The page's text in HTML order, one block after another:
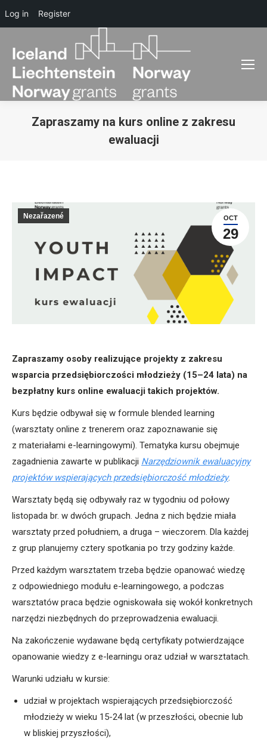
Zapraszamy na kurs online z zakresu
ewaluacji
OCT
29
Nezařazené
Zapraszamy osoby realizujące projekty z zakresu
wsparcia przedsiębiorczości młodzieży (15–24 lata) na
bezpłatny kurs online ewaluacji takich projektów.
Kurs będzie odbywał się w formule blended learning
(warsztaty online z trenerem oraz zapoznawanie się
z materiałami e-learningowymi). Tematyka kursu obejmuje
zagadnienia zawarte w publikacji Narzędziownik ewaluacyjny
projektów wspierających przedsiębiorczość młodzieży.
Warsztaty będą się odbywały raz w tygodniu od połowy
listopada br. w dwóch grupach. Jedna z nich będzie miała
warsztaty przed południem, a druga – wieczorem. Dla każdej
z grup planujemy cztery spotkania po trzy godziny każde.
Przed każdym warsztatem trzeba będzie opanować wiedzę
z odpowiedniego modułu e-learningowego, a podczas
warsztatów praca będzie ogniskowała się wokół konkretnych
narzędzi niezbędnych do przeprowadzenia ewaluacji.
Na zakończenie wydawane będą certyfikaty potwierdzające
opanowanie wiedzy z e-learningu oraz udział w warsztatach.
Warunki udziału w kursie:
udział w projektach wspierających przedsiębiorczość
młodzieży w wieku 15-24 lat (w przeszłości, obecnie lub
w bliskiej przyszłości),
Log in Register